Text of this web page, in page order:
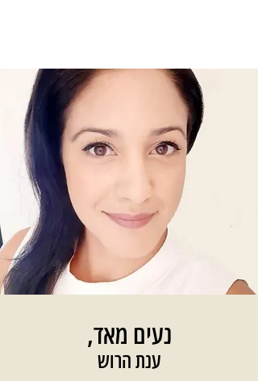
ענת הרוש
נעים מאד,